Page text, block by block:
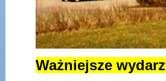
Ważniejsze